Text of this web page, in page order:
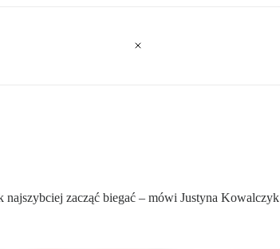
zacząć biegać – mówi Justyna Kowalczyk